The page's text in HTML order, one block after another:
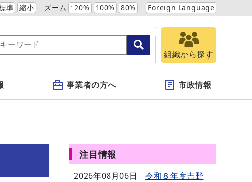
準 縮小 ズーム 120% 100% 80% Foreign Language
組織から探す
事業者の方へ 市政情報
注目情報
2026年08月06日
令和８年度吉野